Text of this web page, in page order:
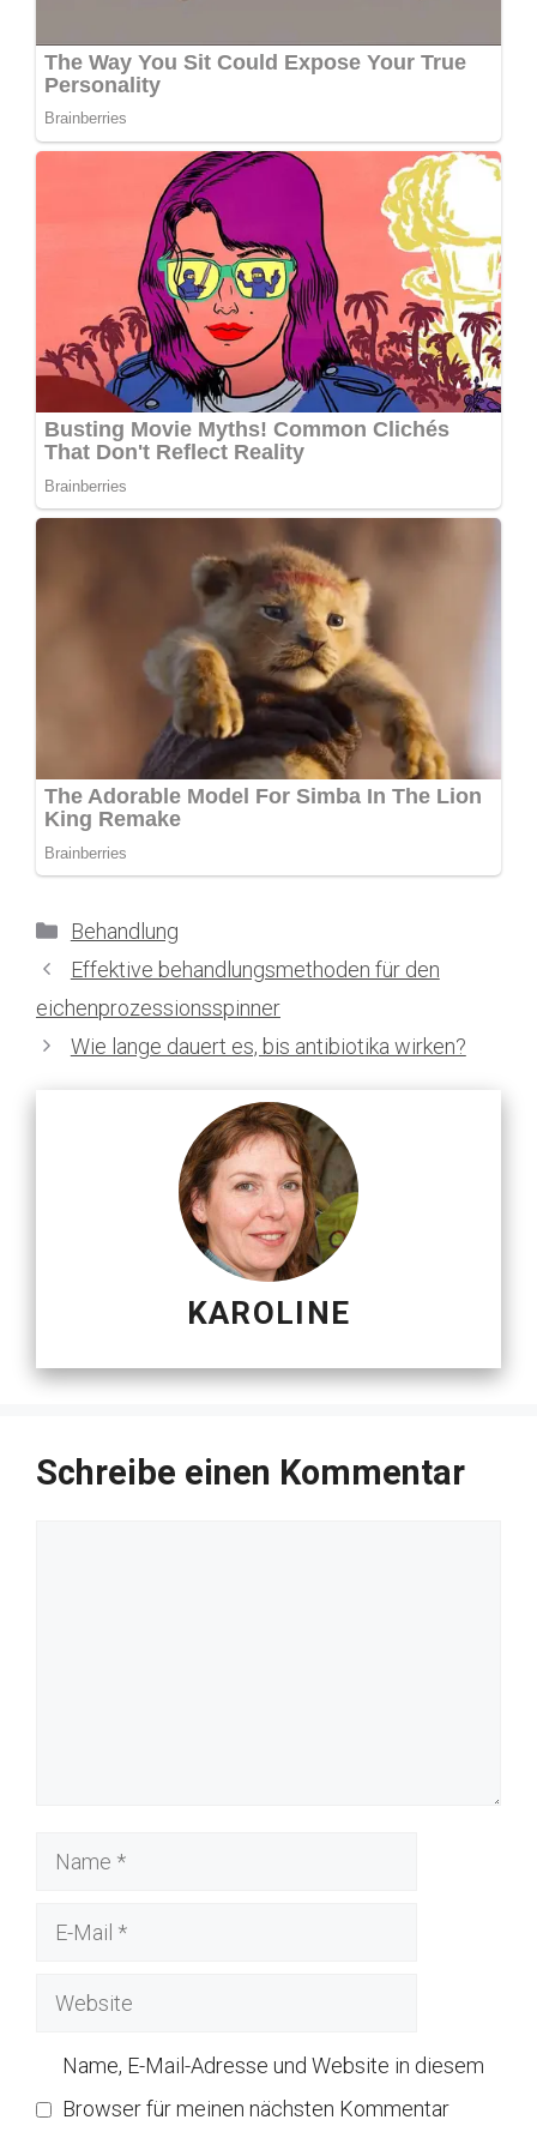
Kategorien
Behandlung
Effektive behandlungsmethoden für den
eichenprozessionsspinner
Wie lange dauert es, bis antibiotika wirken?
KAROLINE
Schreibe einen Kommentar
Name
Website
Name, E-Mail-Adresse und Website in diesem
Browser für meinen nächsten Kommentar